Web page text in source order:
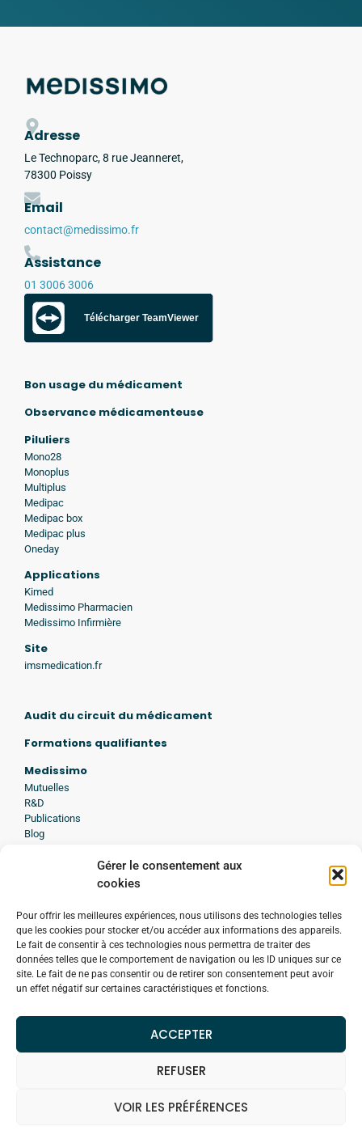
Gérer le consentement aux
cookies
Pour offrir les meilleures expériences, nous utilisons des technologies telles
que les cookies pour stocker et/ou accéder aux informations des appareils.
Le fait de consentir à ces technologies nous permettra de traiter des
données telles que le comportement de navigation ou les ID uniques sur ce
site. Le fait de ne pas consentir ou de retirer son consentement peut avoir
un effet négatif sur certaines caractéristiques et fonctions.
ACCEPTER
REFUSER
VOIR LES PRÉFÉRENCES
Adresse
Le Technoparc, 8 rue Jeanneret,
78300 Poissy
Email
contact@medissimo.fr
Assistance
01 3006 3006
Télécharger TeamViewer
Bon usage du médicament
Observance médicamenteuse
Piluliers
Mono28
Monoplus
Multiplus
Medipac
Medipac box
Medipac plus
Oneday
Applications
Kimed
Medissimo Pharmacien
Medissimo Infirmière
Site
imsmedication.fr
Audit du circuit du médicament
Formations qualifiantes
Medissimo
Mutuelles
R&D
Publications
Blog
A propos de Medissimo
Engagement
Démarche qualité
Formation des personnes en situation de handicap
Confidentialité
Contacter Medissimo